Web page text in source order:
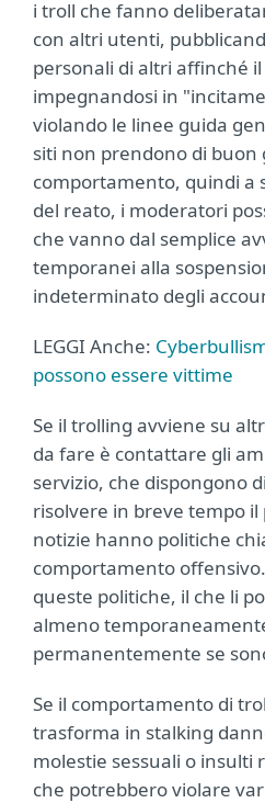
i troll che fanno
con altri utenti,
personali di altri affinché
impegnandosi in
violando le linee guida
siti non prendono di buon
comportamento, quindi a
del reato, i moderatori
che vanno dal semplice
temporanei alla
indeterminato degli
LEGGI Anche:
possono essere vittime
Se il trolling avviene su
da fare è contattare gli
servizio, che dispongono
risolvere in breve tempo
notizie hanno politiche
comportamento
queste politiche, il che li
almeno
permanentemente se
Se il comportamento di
trasforma in stalking
molestie sessuali o insulti
che potrebbero violare